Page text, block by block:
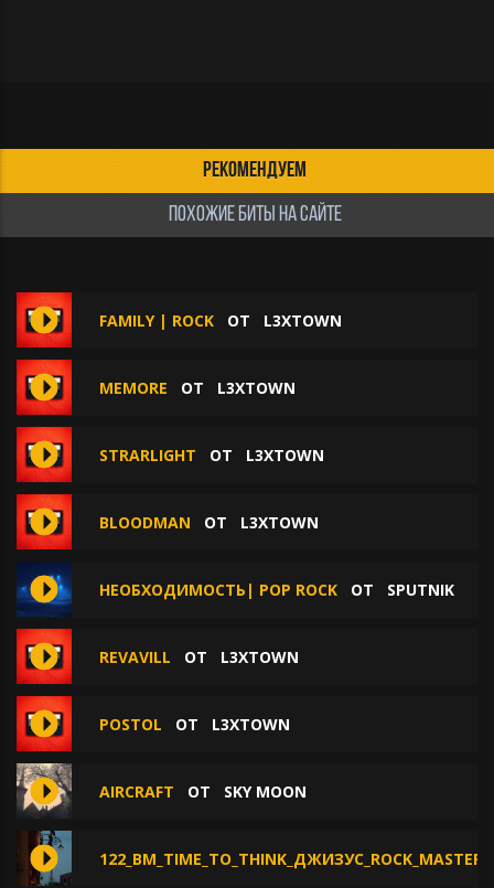
РЕКОМЕНДУЕМ
ПОХОЖИЕ БИТЫ НА САЙТЕ
FAMILY | ROCK ОТ L3XTOWN
MEMORE ОТ L3XTOWN
STRARLIGHT ОТ L3XTOWN
BLOODMAN ОТ L3XTOWN
НЕОБХОДИМОСТЬ| POP ROCK ОТ SPUTNIK
REVAVILL ОТ L3XTOWN
POSTOL ОТ L3XTOWN
AIRCRAFT ОТ SKY MOON
122_BM_TIME_TO_THINK_ДЖИЗУС_ROCK_MASTER